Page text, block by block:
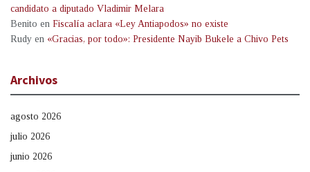
candidato a diputado Vladimir Melara
Benito en Fiscalía aclara «Ley Antiapodos» no existe
Rudy en «Gracias, por todo»: Presidente Nayib Bukele a Chivo Pets
Archivos
agosto 2026
julio 2026
junio 2026